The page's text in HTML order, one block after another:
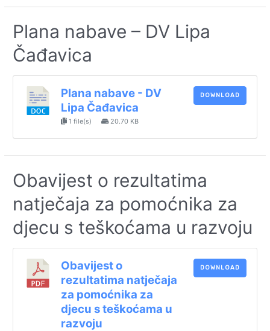
Plana nabave – DV Lipa
Čađavica
Plana nabave - DV
Lipa Čađavica
1 file(s) 20.70 KB
DOWNLOAD
Obavijest o rezultatima
natječaja za pomoćnika za
djecu s teškoćama u razvoju
Obavijest o
rezultatima natječaja
za pomoćnika za
djecu s teškoćama u
razvoju
DOWNLOAD